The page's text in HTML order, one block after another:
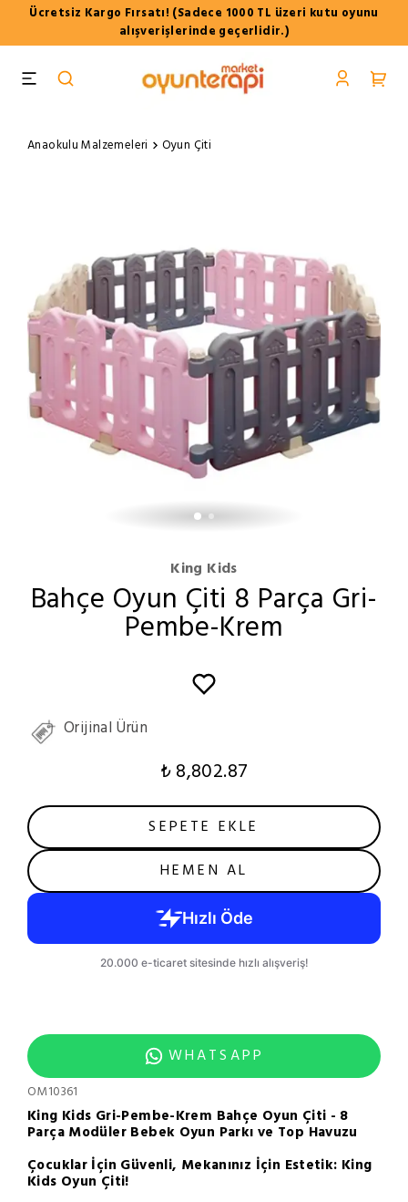
Ücretsiz Kargo Fırsatı! (Sadece 1000 TL üzeri kutu oyunu
alışverişlerinde geçerlidir.)
Anaokulu Malzemeleri Oyun Çiti
King Kids
Bahçe Oyun Çiti 8 Parça Gri-
Pembe-Krem
Orijinal Ürün
₺ 8,802.87
SEPETE EKLE
HEMEN AL
WHATSAPP
OM10361
King Kids Gri-Pembe-Krem Bahçe Oyun Çiti - 8
Parça Modüler Bebek Oyun Parkı ve Top Havuzu
Çocuklar İçin Güvenli, Mekanınız İçin Estetik: King
Kids Oyun Çiti!